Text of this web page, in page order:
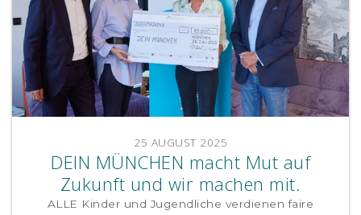
25 AUGUST 2025
DEIN MÜNCHEN macht Mut auf
Zukunft und wir machen mit.
ALLE Kinder und Jugendliche verdienen faire